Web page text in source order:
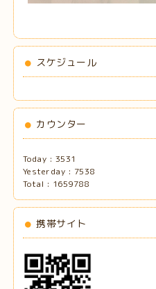
スケジュール
カウンター
Today : 3531
Yesterday : 7538
Total : 1659788
携帯サイト